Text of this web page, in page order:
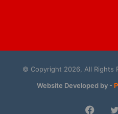
© Copyright 2026, All Rights
Website Developed by -